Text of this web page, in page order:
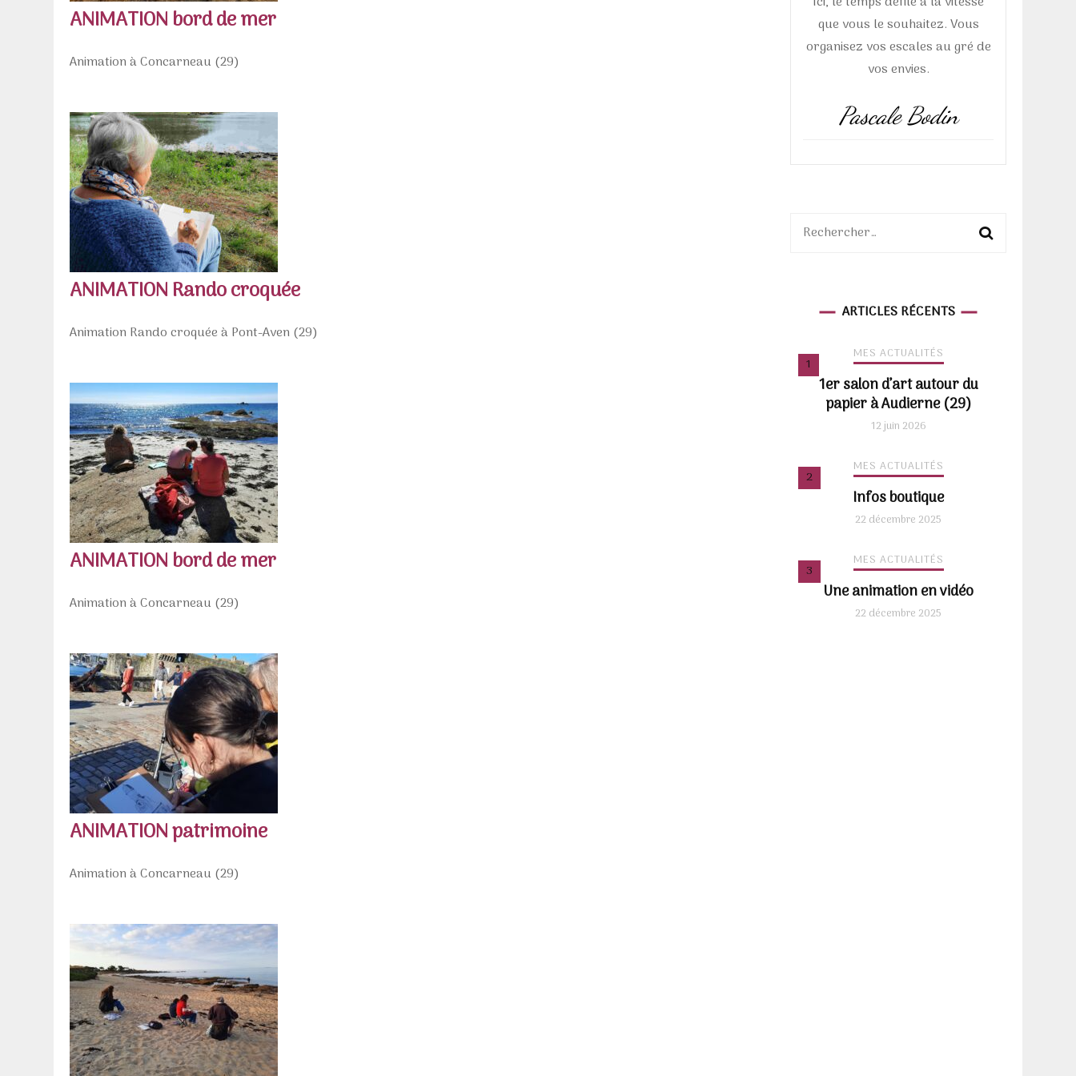
ANIMATION bord de mer
Animation à Concarneau (29)
ANIMATION Rando croquée
Animation Rando croquée à Pont-Aven (29)
ANIMATION bord de mer
Animation à Concarneau (29)
ANIMATION patrimoine
Animation à Concarneau (29)
que vous le souhaitez. Vous
organisez vos escales au gré de
vos envies.
Pascale Bodin
Rechercher :
ARTICLES RÉCENTS
MES ACTUALITÉS
1er salon d’art autour du
papier à Audierne (29)
12 juin 2026
MES ACTUALITÉS
Infos boutique
22 décembre 2025
MES ACTUALITÉS
Une animation en vidéo
22 décembre 2025